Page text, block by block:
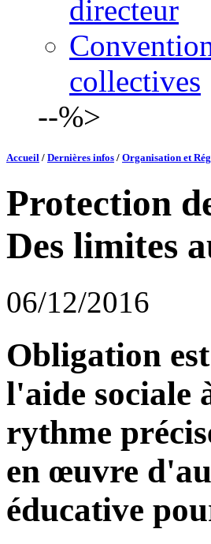
directeur
collectives
--%>
Accueil / Dernières infos / Organisation et
Protection
Des limites
06/12/2016
Obligation
l'aide sociale
rythme
en œuvre
éducative